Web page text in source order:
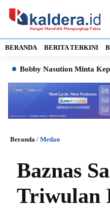
BERANDA BERITA TERKINI
Nasution Minta Kepala
Beranda / Medan
Baznas
Triwulan